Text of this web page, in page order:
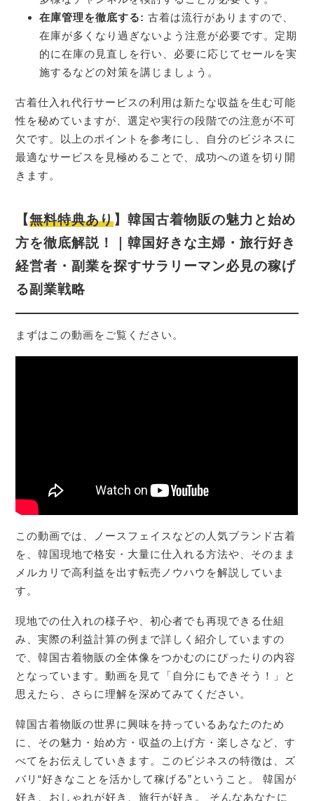
在庫管理を徹底する: 古着は流行がありますので、
在庫が多くなり過ぎないよう注意が必要です。定期
的に在庫の見直しを行い、必要に応じてセールを実
施するなどの対策を講じましょう。
古着仕入れ代行サービスの利用は新たな収益を生む可能
性を秘めていますが、選定や実行の段階での注意が不可
欠です。以上のポイントを参考にし、自分のビジネスに
最適なサービスを見極めることで、成功への道を切り開
きます。
【無料特典あり】韓国古着物販の魅力と始め
方を徹底解説！｜韓国好きな主婦・旅行好き
経営者・副業を探すサラリーマン必見の稼げ
る副業戦略
まずはこの動画をご覧ください。
この動画では、ノースフェイスなどの人気ブランド古着
を、韓国現地で格安・大量に仕入れる方法や、そのまま
メルカリで高利益を出す転売ノウハウを解説していま
す。
現地での仕入れの様子や、初心者でも再現できる仕組
み、実際の利益計算の例まで詳しく紹介していますの
で、韓国古着物販の全体像をつかむのにぴったりの内容
となっています。動画を見て「自分にもできそう！」と
思えたら、さらに理解を深めてみてください。
韓国古着物販の世界に興味を持っているあなたのため
に、その魅力・始め方・収益の上げ方・楽しさなど、す
べてをお伝えしていきます。このビジネスの特徴は、ズ
バリ“好きなことを活かして稼げる”ということ。 韓国が
好き、おしゃれが好き、旅行が好き。 そんなあなたに